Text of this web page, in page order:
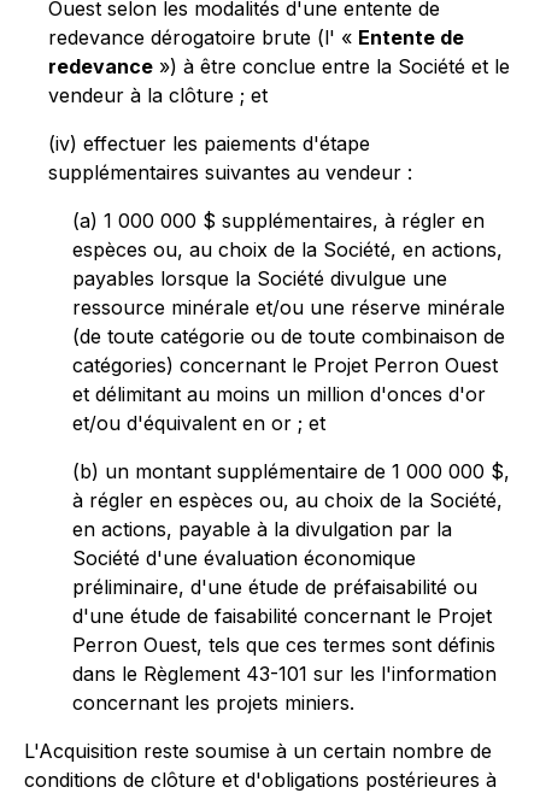
Ouest selon les modalités d'une entente de
redevance dérogatoire brute (l' « Entente de
redevance ») à être conclue entre la Société et le
vendeur à la clôture ; et
(iv) effectuer les paiements d'étape
supplémentaires suivantes au vendeur :
(a) 1 000 000 $ supplémentaires, à régler en
espèces ou, au choix de la Société, en actions,
payables lorsque la Société divulgue une
ressource minérale et/ou une réserve minérale
(de toute catégorie ou de toute combinaison de
catégories) concernant le Projet Perron Ouest
et délimitant au moins un million d'onces d'or
et/ou d'équivalent en or ; et
(b) un montant supplémentaire de 1 000 000 $,
à régler en espèces ou, au choix de la Société,
en actions, payable à la divulgation par la
Société d'une évaluation économique
préliminaire, d'une étude de préfaisabilité ou
d'une étude de faisabilité concernant le Projet
Perron Ouest, tels que ces termes sont définis
dans le Règlement 43-101 sur les l'information
concernant les projets miniers.
L'Acquisition reste soumise à un certain nombre de
conditions de clôture et d'obligations postérieures à